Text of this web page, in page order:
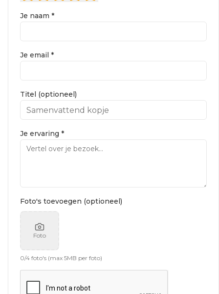
Je naam *
Je email *
Titel (optioneel)
Je ervaring *
Foto's toevoegen (optioneel)
Foto
0/4 foto's (max 5MB per foto)